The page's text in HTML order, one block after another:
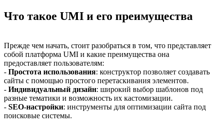
Что такое UMI и его преимущества
Прежде чем начать, стоит разобраться в том, что представляет
собой платформа UMI и какие преимущества она
предоставляет пользователям:
- Простота использования: конструктор позволяет создавать
сайты с помощью простого перетаскивания элементов.
- Индивидуальный дизайн: широкий выбор шаблонов под
разные тематики и возможность их кастомизации.
- SEO-настройки: инструменты для оптимизации сайта под
поисковые системы.